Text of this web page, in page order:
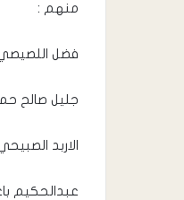
منهم :
فضل
جليل صالح
الاربد
عبدالحكيم